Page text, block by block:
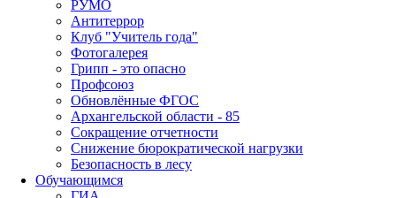
РУМО
Антитеррор
Клуб "Учитель года"
Фотогалерея
Грипп - это опасно
Профсоюз
Обновлённые ФГОС
Архангельской области - 85
Сокращение отчетности
Снижение бюрократической нагрузки
Безопасность в лесу
Обучающимся